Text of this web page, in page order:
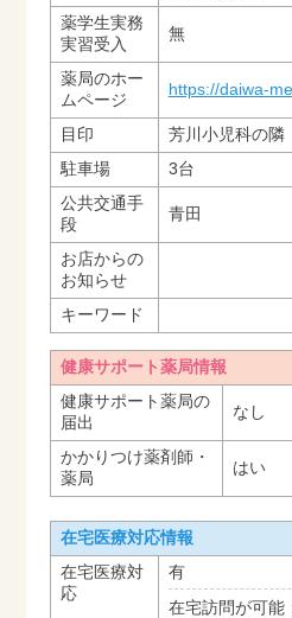
薬学生実務
実習受入
無
薬局のホー
ムページ
https://daiwa-
目印
芳川小児科の隣
駐車場
3台
公共交通手
段
青田
お店からの
お知らせ
キーワード
健康サポート薬局情報
健康サポート薬局の
届出
なし
かかりつけ薬剤師・
薬局
はい
在宅医療対応情報
在宅医療対
応
有
在宅訪問が可能